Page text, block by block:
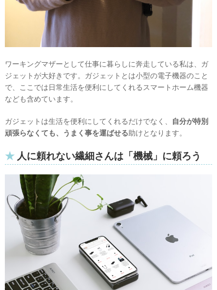
ワーキングマザーとして仕事に暮らしに奔走している私は、ガ
ジェットが大好きです。ガジェットとは小型の電子機器のこと
で、ここでは日常生活を便利にしてくれるスマートホーム機器
なども含めています。
ガジェットは生活を便利にしてくれるだけでなく、
自分が特別
頑張らなくても、うまく事を運ばせる助けとなります。
人に頼れない繊細さんは「機械」に頼ろう